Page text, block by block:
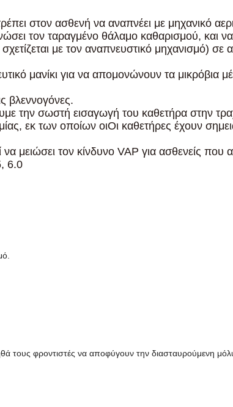
στον ασθενή να αναπνέει με μηχανικό
τον ταραγμένο θάλαμο καθαρισμού, και
με τον αναπνευστικό μηχανισμό) σε
μανίκι για να απομονώνουν τα μικρόβια
βλεννογόνες.
την σωστή εισαγωγή του καθετήρα στην
εκ των οποίων οιΟι καθετήρες έχουν
μειώσει τον κίνδυνο VAP για ασθενείς που
6.0
τους φροντιστές να αποφύγουν την διασταυρούμενη